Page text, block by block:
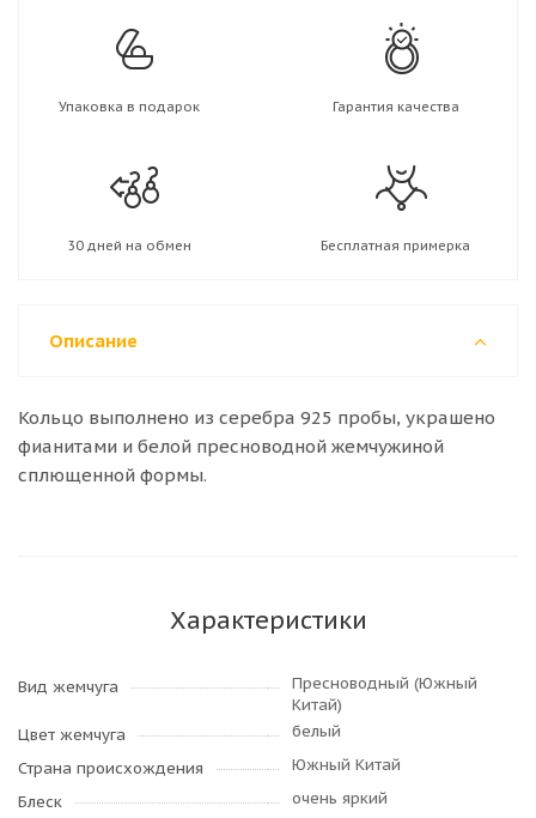
Упаковка в подарок Гарантия качества
30 дней на обмен Бесплатная примерка
Описание
Кольцо выполнено из серебра 925 пробы, украшено
фианитами и белой пресноводной жемчужиной
сплющенной формы.
Характеристики
Вид жемчуга
Пресноводный (Южный
Китай)
Цвет жемчуга
белый
Страна происхождения
Южный Китай
Блеск
очень яркий